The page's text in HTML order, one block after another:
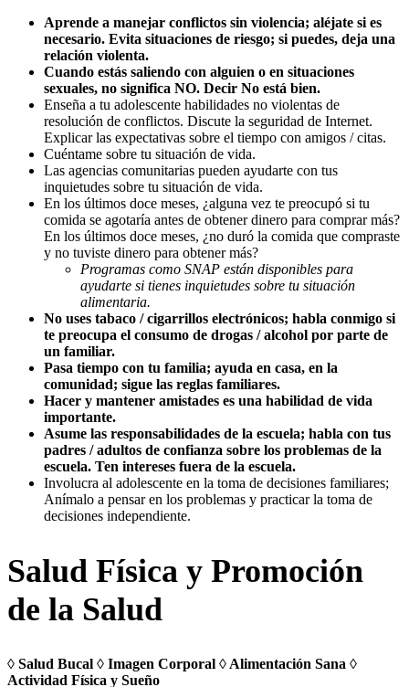
Aprende a manejar conflictos sin violencia; aléjate si es
necesario. Evita situaciones de riesgo; si puedes, deja una
relación violenta.
Cuando estás saliendo con alguien o en situaciones
sexuales, no significa NO. Decir No está bien.
Enseña a tu adolescente habilidades no violentas de
resolución de conflictos. Discute la seguridad de Internet.
Explicar las expectativas sobre el tiempo con amigos / citas.
Cuéntame sobre tu situación de vida.
Las agencias comunitarias pueden ayudarte con tus
inquietudes sobre tu situación de vida.
En los últimos doce meses, ¿alguna vez te preocupó si tu
comida se agotaría antes de obtener dinero para comprar más?
En los últimos doce meses, ¿no duró la comida que compraste
y no tuviste dinero para obtener más?
Programas como SNAP están disponibles para
ayudarte si tienes inquietudes sobre tu situación
alimentaria.
No uses tabaco / cigarrillos electrónicos; habla conmigo si
te preocupa el consumo de drogas / alcohol por parte de
un familiar.
Pasa tiempo con tu familia; ayuda en casa, en la
comunidad; sigue las reglas familiares.
Hacer y mantener amistades es una habilidad de vida
importante.
Asume las responsabilidades de la escuela; habla con tus
padres / adultos de confianza sobre los problemas de la
escuela. Ten intereses fuera de la escuela.
Involucra al adolescente en la toma de decisiones familiares;
Anímalo a pensar en los problemas y practicar la toma de
decisiones independiente.
Salud Física y Promoción
de la Salud
◊ Salud Bucal ◊ Imagen Corporal ◊ Alimentación Sana ◊
Actividad Física y Sueño